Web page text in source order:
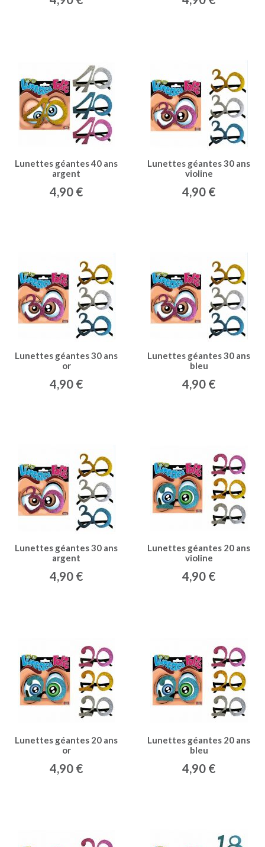
Lunettes géantes 40 ans
argent
4,90 €
Lunettes géantes 30 ans
violine
4,90 €
Lunettes géantes 30 ans
or
4,90 €
Lunettes géantes 30 ans
bleu
4,90 €
Lunettes géantes 30 ans
argent
4,90 €
Lunettes géantes 20 ans
violine
4,90 €
Lunettes géantes 20 ans
or
4,90 €
Lunettes géantes 20 ans
bleu
4,90 €